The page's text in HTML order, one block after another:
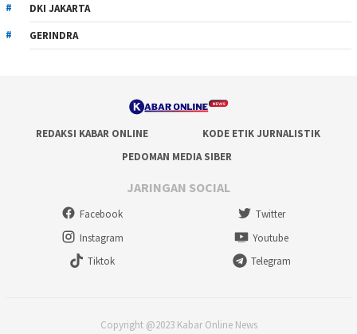
DKI JAKARTA
GERINDRA
REDAKSI KABAR ONLINE
KODE ETIK JURNALISTIK
PEDOMAN MEDIA SIBER
JARINGAN SOCIAL
Facebook
Twitter
Instagram
Youtube
Tiktok
Telegram
Copyright @2023 Kabar Online News